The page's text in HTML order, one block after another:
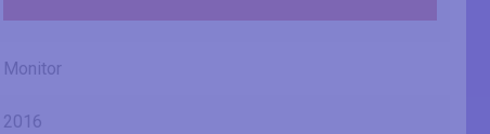
Monitor
2016